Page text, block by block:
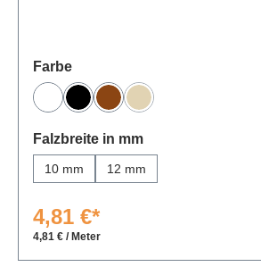
Farbeauswählen
WeißSchwarzBraunBeige
(Diese Option ist zurzeit
Falzbreite in mmauswählen
10 mm 12 mm
4,81 €*
4,81 € / Meter